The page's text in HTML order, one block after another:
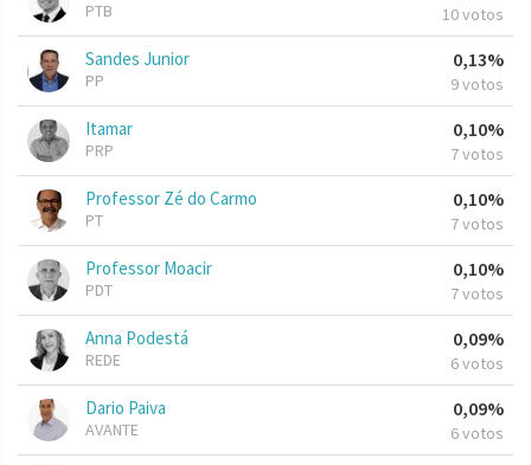
PTB 10 votos
Sandes Junior
PP
0,13%
9 votos
Itamar
PRP
0,10%
7 votos
Professor Zé do Carmo
PT
0,10%
7 votos
Professor Moacir
PDT
0,10%
7 votos
Anna Podestá
REDE
0,09%
6 votos
Dario Paiva
AVANTE
0,09%
6 votos